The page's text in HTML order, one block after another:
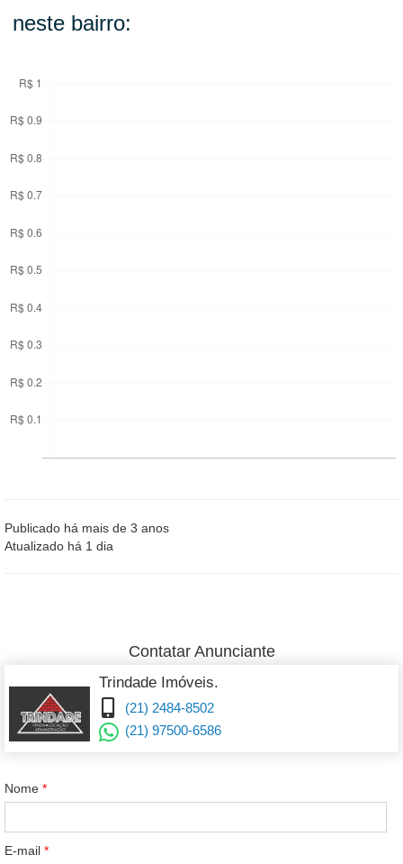
neste bairro:
Publicado há mais de 3 anos
Atualizado há 1 dia
Contatar Anunciante
Trindade Imóveis.
(21) 2484-8502
(21) 97500-6586
Nome *
E-mail *